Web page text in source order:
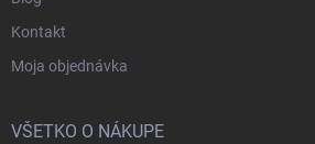
Kontakt
Moja objednávka
VŠETKO O NÁKUPE